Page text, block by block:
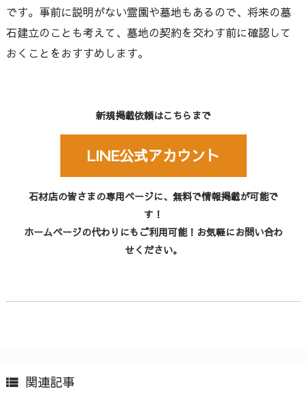
です。事前に説明がない霊園や墓地もあるので、将来の墓
石建立のことも考えて、墓地の契約を交わす前に確認して
おくことをおすすめします。
新規掲載依頼はこちらまで
LINE公式アカウント
石材店の皆さまの専用ページに、無料で情報掲載が可能で
す！
ホームページの代わりにもご利用可能！お気軽にお問い合わ
せください。
 関連記事